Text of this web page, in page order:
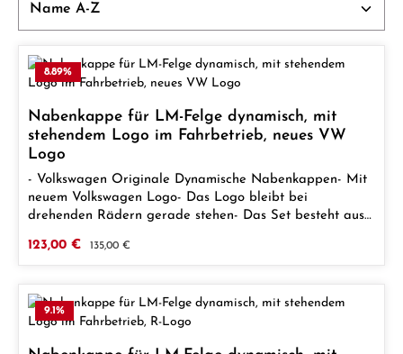
8.89%
Nabenkappe für LM-Felge dynamisch, mit
stehendem Logo im Fahrbetrieb, neues VW
Logo
- Volkswagen Originale Dynamische Nabenkappen- Mit
neuem Volkswagen Logo- Das Logo bleibt bei
drehenden Rädern gerade stehen- Das Set besteht aus
Verarbeitungsqualit
Verkaufspreis:
123,00 € Regulärer Preis:
135,00 €
9.1%